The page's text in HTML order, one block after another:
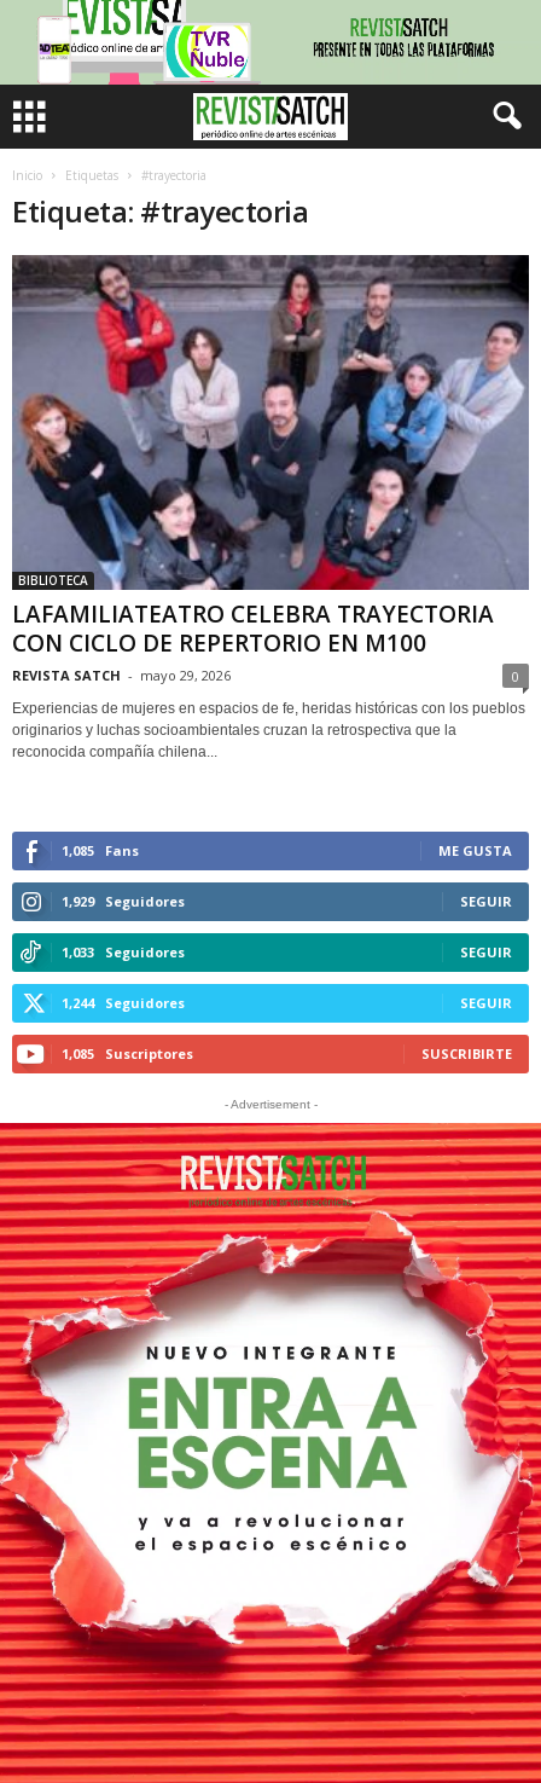
Inicio Etiquetas #trayectoria
Etiqueta: #trayectoria
BIBLIOTECA
LAFAMILIATEATRO CELEBRA TRAYECTORIA
CON CICLO DE REPERTORIO EN M100
REVISTA SATCH - mayo 29, 2026 0
Experiencias de mujeres en espacios de fe, heridas históricas con los pueblos
originarios y luchas socioambientales cruzan la retrospectiva que la
reconocida compañía chilena...
1,085 Fans ME GUSTA
1,929 Seguidores SEGUIR
1,033 Seguidores SEGUIR
1,244 Seguidores SEGUIR
1,085 Suscriptores SUSCRIBIRTE
- Advertisement -